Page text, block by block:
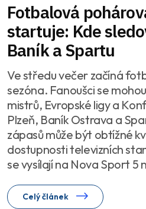
Fotbalová
startuje: Kde
Baník a Spartu
Ve středu večer začíná
sezóna. Fanoušci se
mistrů, Evropské ligy a
Plzeň, Baník Ostrava a
zápasů může být obtížné
dostupnosti televizních
se vysílají na Nova Sport 5
Celý článek